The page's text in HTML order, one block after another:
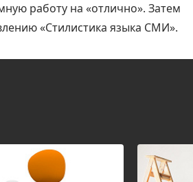
работу на «отлично». Затем
«Стилистика языка СМИ».